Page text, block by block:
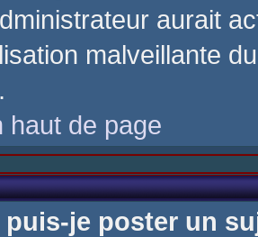
aurait
malveillante
haut de page
puis-je poster un